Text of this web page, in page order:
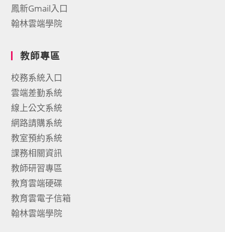
鳳新Gmail入口
翰林雲端學院
教師專區
校務系統入口
雲端差勤系統
線上公文系統
網路請購系統
教室預約系統
課務相關資訊
教師研習專區
教育雲端硬碟
教育雲電子信箱
翰林雲端學院